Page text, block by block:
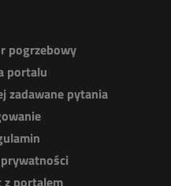
pogrzebowy
portalu
zadawane pytania
z portalem